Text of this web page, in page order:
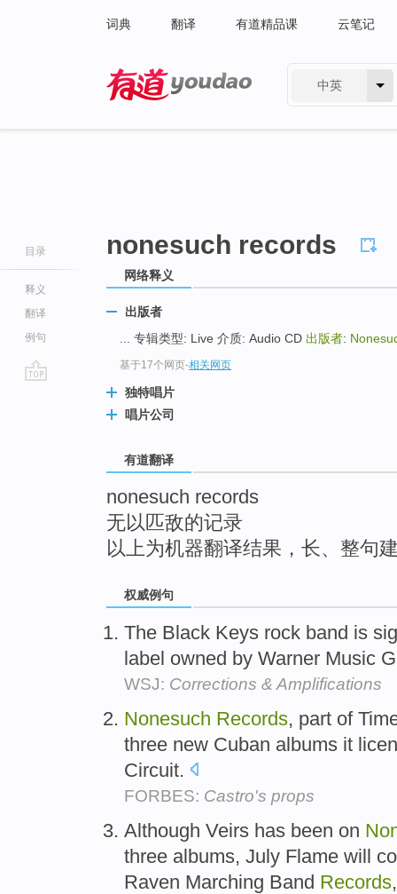
词典 翻译 有道精品课 云笔记
中英
目录
释义
翻译
例句
nonesuch records
网络释义
出版者
... 专辑类型: Live 介质: Audio CD 出版者:
基于17个网页-相关网页
独特唱片
唱片公司
有道翻译
nonesuch records
无以匹敌的记录
以上为机器翻译结果，长、整句
权威例句
The Black Keys rock band is
label owned by Warner Music
WSJ: Corrections & Amplifications
Nonesuch Records, part of
three new Cuban albums it
Circuit.
FORBES: Castro's props
Although Veirs has been on
three albums, July Flame will
Raven Marching Band Records